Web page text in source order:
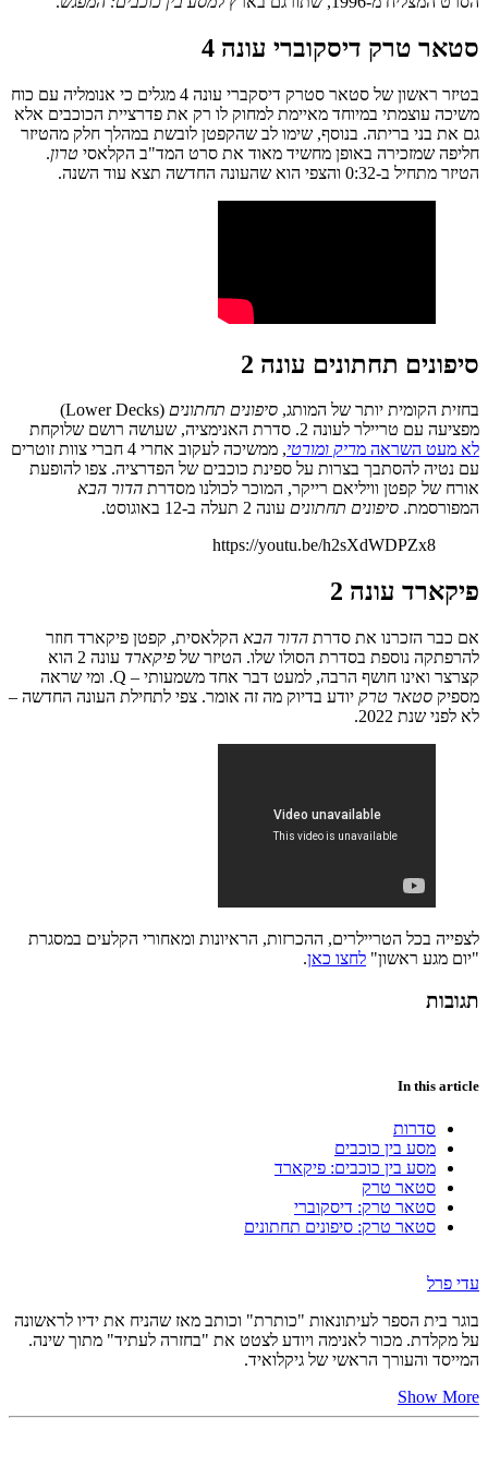
סטאר טרק דיסקוברי עונה 4
בטיזר ראשון של סטאר סטרק דיסקברי עונה 4 מגלים כי אנומליה עם כוח
משיכה עוצמתי במיוחד מאיימת למחוק לו רק את פדרציית הכוכבים אלא
גם את בני בריתה. בנוסף, שימו לב שהקפטן לובשת במהלך חלק מהטיזר
חליפה שמזכירה באופן מחשיד מאוד את סרט המד"ב הקלאסי טרון.
הטיזר מתחיל ב-0:32 והצפי הוא שהעונה החדשה תצא עוד השנה.
סיפונים תחתונים עונה 2
בחזית הקומית יותר של המותג, סיפונים תחתונים
(Lower Decks)
מפציעה עם טריילר לעונה 2. סדרת האנימציה, שעושה רושם שלוקחת
לא מעט השראה מריק ומורטי
, ממשיכה לעקוב אחרי 4 חברי צוות זוטרים
עם נטיה להסתבך בצרות על ספינת כוכבים של הפדרציה. צפו להופעת
אורח של קפטן וויליאם רייקר, המוכר לכולנו מסדרת הדור הבא
המפורסמת. סיפונים תחתונים עונה 2 תעלה ב-12 באוגוסט.
https://youtu.be/h2sXdWDPZx8
פיקארד עונה 2
אם כבר הזכרנו את סדרת הדור הבא הקלאסית, קפטן פיקארד חוזר
להרפתקה נוספת בסדרת הסולו שלו. הטיזר של פיקארד
עונה 2 הוא
קצרצר ואינו חושף הרבה, למעט דבר אחד משמעותי – Q. ומי שראה
מספיק סטאר טרק יודע בדיוק מה זה אומר. צפי לתחילת העונה החדשה –
לא לפני שנת 2022.
לצפייה בכל הטריילרים, ההכרזות, הראיונות ומאחורי הקלעים במסגרת
"יום מגע ראשון" לחצו כאן.
תגובות
In this article
סדרות
מסע בין כוכבים
מסע בין כוכבים: פיקארד
סטאר טרק
סטאר טרק: דיסקוברי
סטאר טרק: סיפונים תחתונים
עדי פרל
בוגר בית הספר לעיתונאות "כותרת" וכותב מאז שהניח את ידיו לראשונה
על מקלדת. מכור לאנימה ויודע לצטט את "בחזרה לעתיד" מתוך שינה.
המייסד והעורך הראשי של גיקלואיד.
Show More